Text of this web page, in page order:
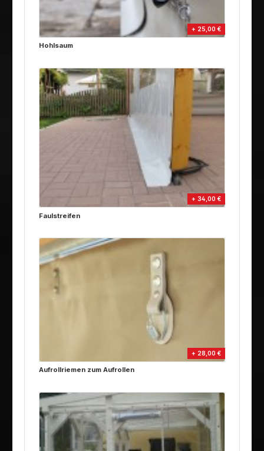
+ 25,00 €
Hohlsaum
+ 34,00 €
Faulstreifen
+ 28,00 €
Aufrollriemen zum Aufrollen